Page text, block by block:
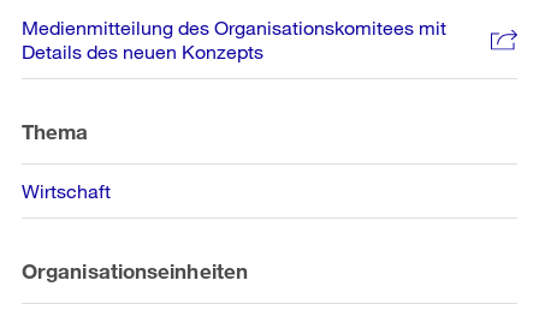
Weitere
Informationen
Medienmitteilung des Organisationskomitees mit
Details des neuen Konzepts
Thema
Wirtschaft
Organisationseinheiten